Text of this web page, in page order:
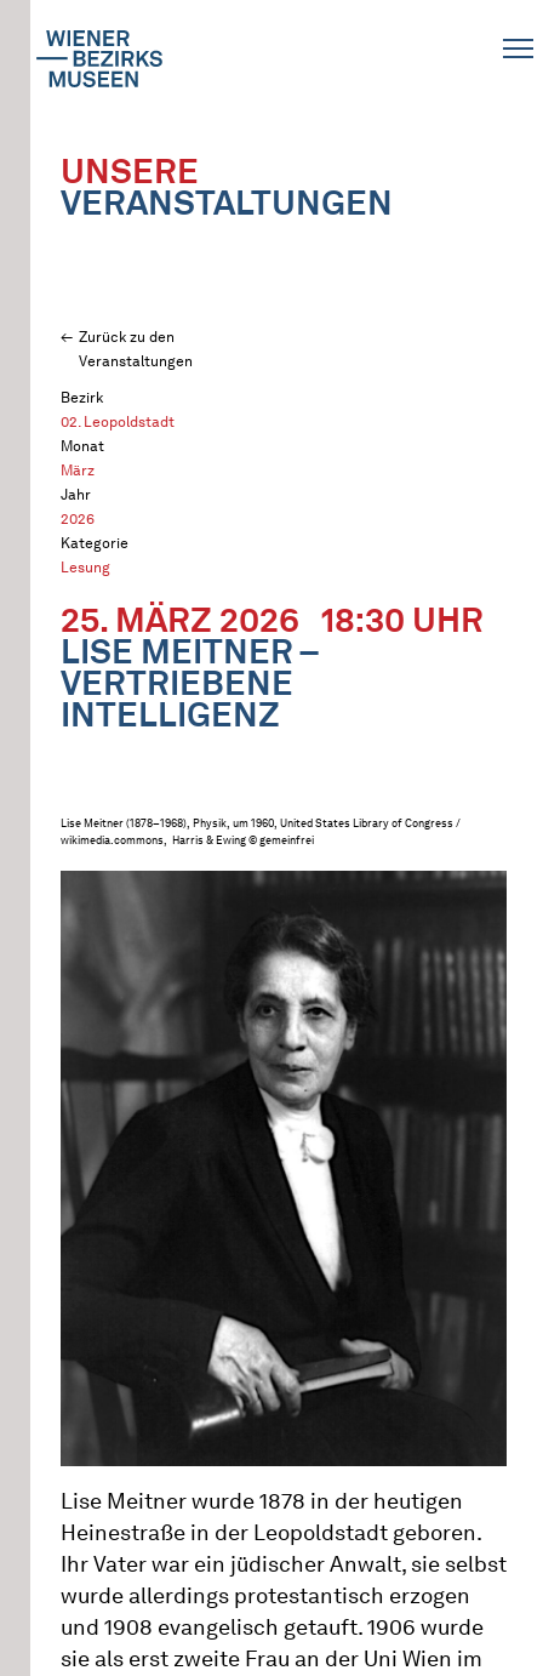
UNSERE
VERANSTALTUNGEN
Zurück zu den
Veranstaltungen
Bezirk
02. Leopoldstadt
Monat
März
Jahr
2026
Kategorie
Lesung
25. MÄRZ 2026 18:30 UHR
LISE MEITNER –
VERTRIEBENE
INTELLIGENZ
Lise Meitner (1878–1968), Physik, um 1960, United States Library of Congress /
wikimedia.commons, Harris & Ewing © gemeinfrei
Lise Meitner wurde 1878 in der heutigen
Heinestraße in der Leopoldstadt geboren.
Ihr Vater war ein jüdischer Anwalt, sie selbst
wurde allerdings protestantisch erzogen
und 1908 evangelisch getauft. 1906 wurde
sie als erst zweite Frau an der Uni Wien im